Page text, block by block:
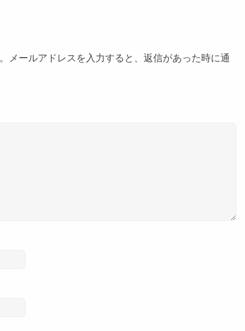
メールアドレスを入力すると、返信があった時に通